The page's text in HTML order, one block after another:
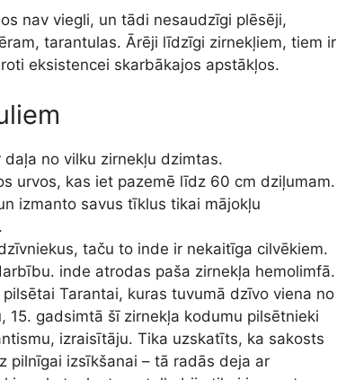
nav viegli, un tādi nesaudzīgi plēsēji,
tarantulas. Ārēji līdzīgi zirnekļiem, tiem ir
eksistencei skarbākajos apstākļos.
no vilku zirnekļu dzimtas.
urvos, kas iet pazemē līdz 60 cm dziļumam.
izmanto savus tīklus tikai mājokļu
taču to inde ir nekaitīga cilvēkiem.
inde atrodas paša zirnekļa hemolimfā.
Tarantai, kuras tuvumā dzīvo viena no
15. gadsimtā šī zirnekļa kodumu pilsētnieki
izraisītāju. Tika uzskatīts, ka sakosts
pilnīgai izsīkšanai – tā radās deja ar